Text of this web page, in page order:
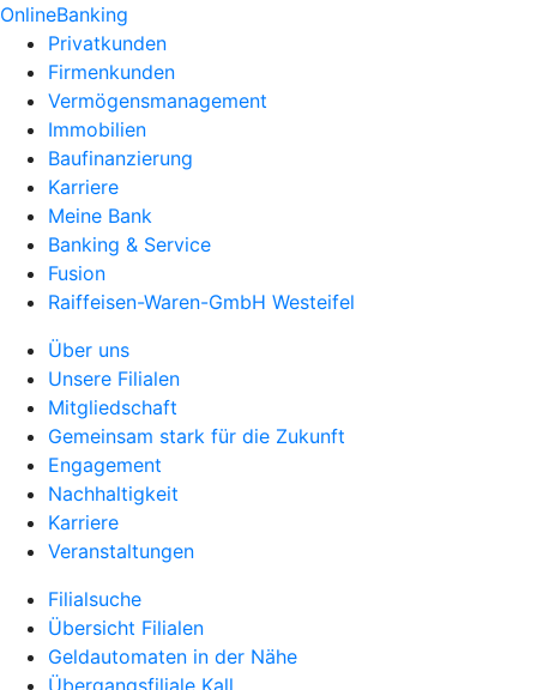
OnlineBanking
Privatkunden
Firmenkunden
Vermögensmanagement
Immobilien
Baufinanzierung
Karriere
Meine Bank
Banking & Service
Fusion
Raiffeisen-Waren-GmbH Westeifel
Über uns
Unsere Filialen
Mitgliedschaft
Gemeinsam stark für die Zukunft
Engagement
Nachhaltigkeit
Karriere
Veranstaltungen
Filialsuche
Übersicht Filialen
Geldautomaten in der Nähe
Übergangsfiliale Kall